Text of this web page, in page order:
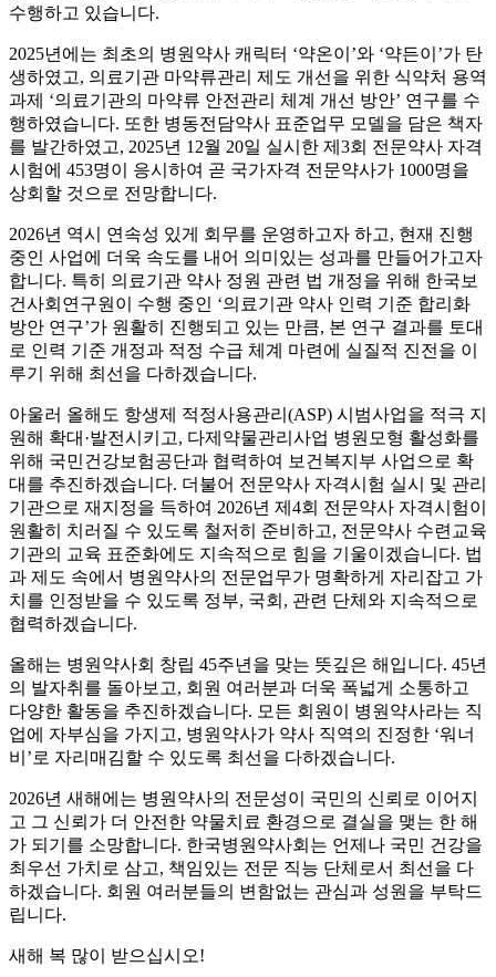
수행하고 있습니다.
2025년에는 최초의 병원약사 캐릭터 ‘약온이’와 ‘약든이’가 탄
생하였고, 의료기관 마약류관리 제도 개선을 위한 식약처 용역
과제 ‘의료기관의 마약류 안전관리 체계 개선 방안’ 연구를 수
행하였습니다. 또한 병동전담약사 표준업무 모델을 담은 책자
를 발간하였고, 2025년 12월 20일 실시한 제3회 전문약사 자격
시험에 453명이 응시하여 곧 국가자격 전문약사가 1000명을
상회할 것으로 전망합니다.
2026년 역시 연속성 있게 회무를 운영하고자 하고, 현재 진행
중인 사업에 더욱 속도를 내어 의미있는 성과를 만들어가고자
합니다. 특히 의료기관 약사 정원 관련 법 개정을 위해 한국보
건사회연구원이 수행 중인 ‘의료기관 약사 인력 기준 합리화
방안 연구’가 원활히 진행되고 있는 만큼, 본 연구 결과를 토대
로 인력 기준 개정과 적정 수급 체계 마련에 실질적 진전을 이
루기 위해 최선을 다하겠습니다.
아울러 올해도 항생제 적정사용관리(ASP) 시범사업을 적극 지
원해 확대·발전시키고, 다제약물관리사업 병원모형 활성화를
위해 국민건강보험공단과 협력하여 보건복지부 사업으로 확
대를 추진하겠습니다. 더불어 전문약사 자격시험 실시 및 관리
기관으로 재지정을 득하여 2026년 제4회 전문약사 자격시험이
원활히 치러질 수 있도록 철저히 준비하고, 전문약사 수련교육
기관의 교육 표준화에도 지속적으로 힘을 기울이겠습니다. 법
과 제도 속에서 병원약사의 전문업무가 명확하게 자리잡고 가
치를 인정받을 수 있도록 정부, 국회, 관련 단체와 지속적으로
협력하겠습니다.
올해는 병원약사회 창립 45주년을 맞는 뜻깊은 해입니다. 45년
의 발자취를 돌아보고, 회원 여러분과 더욱 폭넓게 소통하고
다양한 활동을 추진하겠습니다. 모든 회원이 병원약사라는 직
업에 자부심을 가지고, 병원약사가 약사 직역의 진정한 ‘워너
비’로 자리매김할 수 있도록 최선을 다하겠습니다.
2026년 새해에는 병원약사의 전문성이 국민의 신뢰로 이어지
고 그 신뢰가 더 안전한 약물치료 환경으로 결실을 맺는 한 해
가 되기를 소망합니다. 한국병원약사회는 언제나 국민 건강을
최우선 가치로 삼고, 책임있는 전문 직능 단체로서 최선을 다
하겠습니다. 회원 여러분들의 변함없는 관심과 성원을 부탁드
립니다.
새해 복 많이 받으십시오!